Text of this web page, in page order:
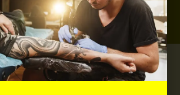
Tattoo